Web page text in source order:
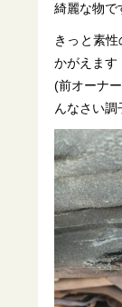
綺麗な物で
きっと素
かがえます
(前オーナ
んなさい調